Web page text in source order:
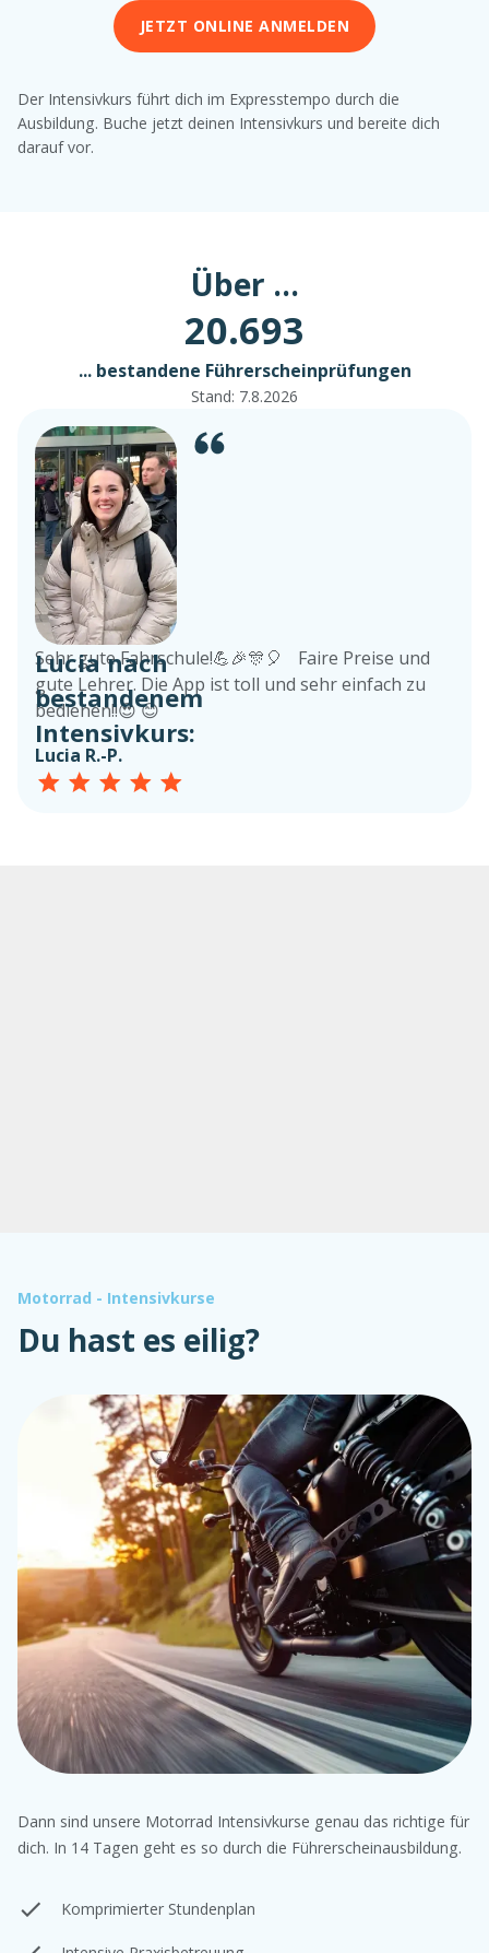
JETZT ONLINE ANMELDEN
Der Intensivkurs führt dich im Expresstempo durch die
Ausbildung. Buche jetzt deinen Intensivkurs und bereite dich
darauf vor.
Über ...
20.693
... bestandene Führerscheinprüfungen
Stand: 7.8.2026
Lucia nach
bestandenem
Intensivkurs:
Sehr gute Fahrschule!💪🎉🎊🎈 Faire Preise und
gute Lehrer. Die App ist toll und sehr einfach zu
bedienen!!😍 😊
Lucia R.-P.
Motorrad - Intensivkurse
Du hast es eilig?
Dann sind unsere Motorrad Intensivkurse genau das richtige für
dich. In 14 Tagen geht es so durch die Führerscheinausbildung.
Komprimierter Stundenplan